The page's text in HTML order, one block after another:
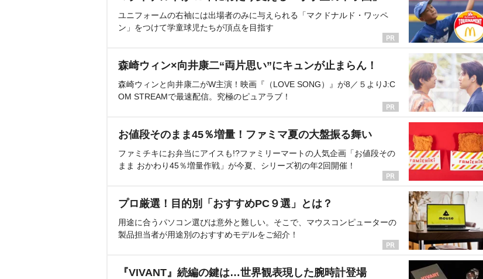
ユニフォームの右袖には出場者のみに与えられる「マクドナルド・ワッペ
ン」をつけて学童球児たちが頂点を目指す
森崎ウィン×向井康二“両片思い”にキュンが止まらん！
森崎ウィンと向井康二がW主演！映画『（LOVE SONG）』が8／５よりJ:C
OM STREAMで最速配信。究極のピュアラブ！
お値段そのまま45％増量！ファミマ夏の大盤振る舞い
ファミチキにお弁当にアイスも!?ファミリーマートの人気企画「お値段その
まま おかわり45％増量作戦」が今夏、シリーズ初の年2回開催！
プロ厳選！目的別「おすすめPC９選」とは？
用途に合うパソコン選びは意外と難しい。そこで、マウスコンピューターの
製品担当者が用途別のおすすめモデルをご紹介！
『VIVANT』続編の鍵は…世界観表現した腕時計登場